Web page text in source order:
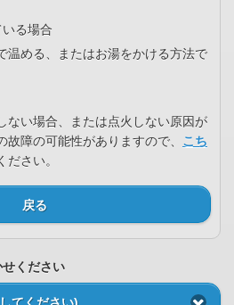
る場合
温める、またはお湯をかける方法で
ない場合、または点火しない原因が
障の可能性がありますので、 こち
さい。
戻る
ください
てください)